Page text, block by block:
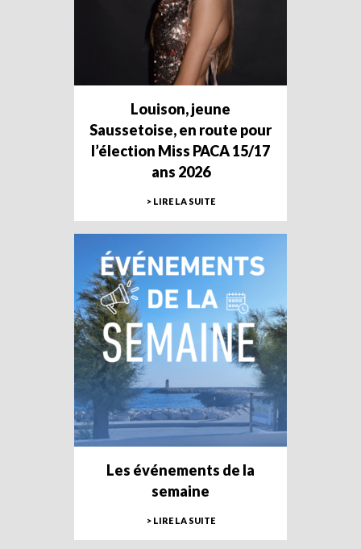
Louison, jeune
Saussetoise, en route pour
l’élection Miss PACA 15/17
ans 2026
> LIRE LA SUITE
Les événements de la
semaine
> LIRE LA SUITE